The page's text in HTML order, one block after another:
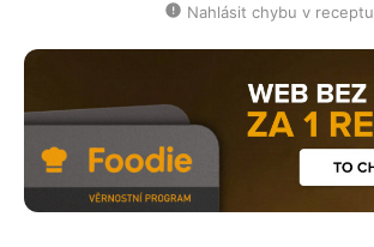
Nahlásit chybu v receptu